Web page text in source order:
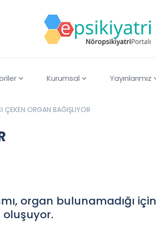
Kurumsal Yayınlarımız
ÇEKEN ORGAN BAĞIŞLIYOR
organ bulunamadığı için
oluşuyor.